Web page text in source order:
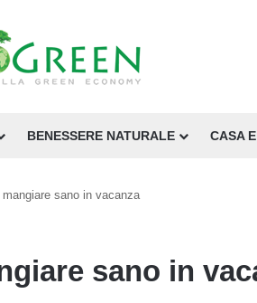
BENESSERE NATURALE CASA
mangiare sano in vacanza
sano in